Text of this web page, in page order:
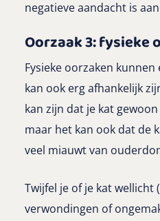
negatieve aandacht is
Oorzaak 3: fysieke
Fysieke oorzaken
kan ook erg afhankelijk
kan zijn dat je kat
maar het kan ook dat de
veel miauwt van
Twijfel je of je kat wellicht
verwondingen of